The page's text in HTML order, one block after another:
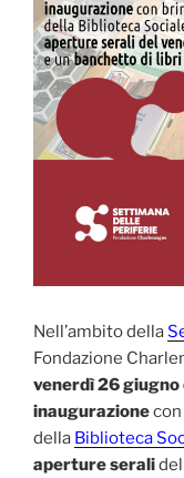
Nell’ambito della
Fondazione
venerdì 26
inaugurazione
della Biblioteca
aperture serali